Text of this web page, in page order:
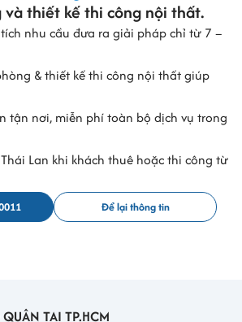
thiết kế thi công nội thất.
nhu cầu đưa ra giải pháp chỉ từ 7 –
& thiết kế thi công nội thất giúp
tận nơi, miễn phí toàn bộ dịch vụ trong
Lan khi khách thuê hoặc thi công từ
Để lại thông tin
TẠI TP.HCM